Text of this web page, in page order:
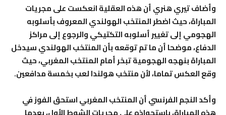
وأضاف تيري هنري أن هذه العقلية انعكست على مجريات
المباراة، حيث اضطر المنتخب الهولندي المعروف بأسلوبه
الهجومي إلى تغيير أسلوبه التكتيكي والرجوع إلى مراكز
الدفاع، موضحا أن ما تم توقعه بأن المنتخب الهولندي سيدخل
المباراة بنهجه الهجومية تبخر أمام المنتخب المغربي، حيث
وقع العكس تماما، لأن منتخب هولندا لعب بخمسة مدافعين.
وأكد النجم الفرنسي أن المنتخب المغربي استحق الفوز في